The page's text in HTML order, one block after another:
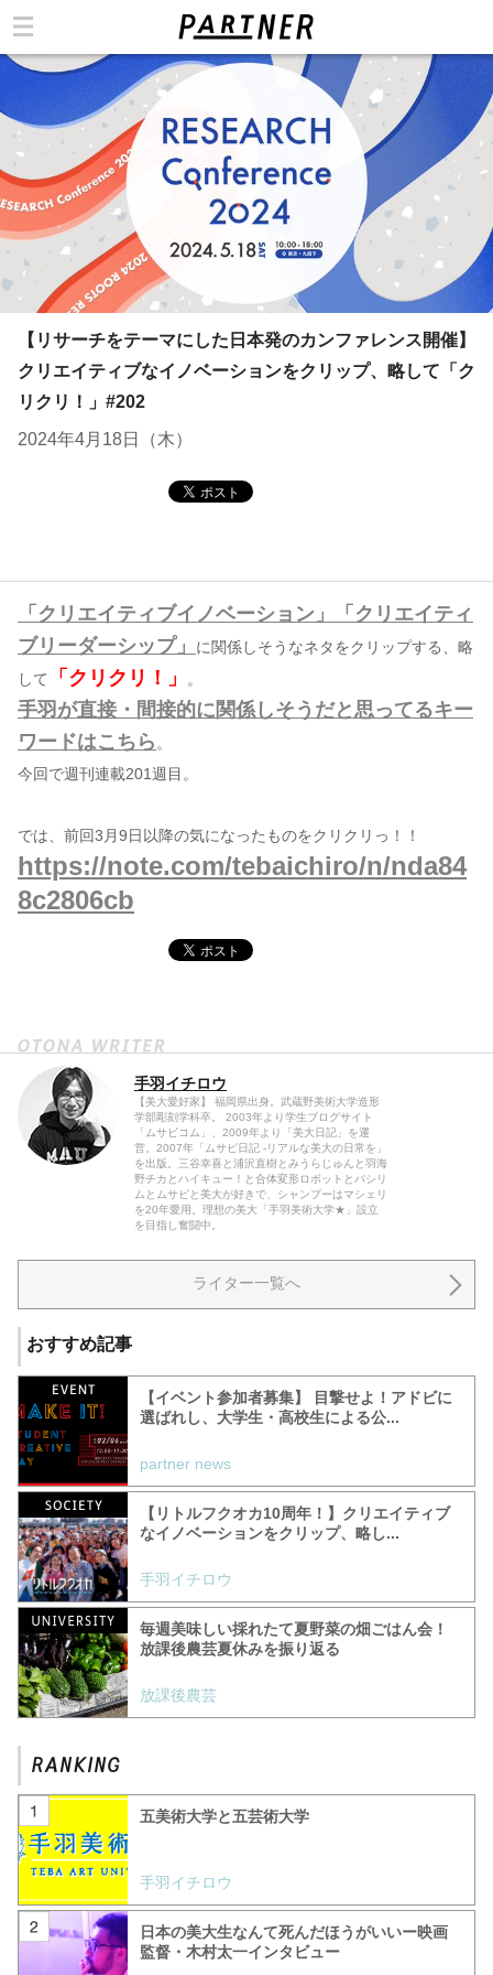
【リサーチをテーマにした日本発のカンファレンス開催】
クリエイティブなイノベーションをクリップ、略して「ク
リクリ！」#202
2024年4月18日（木）
「クリエイティブイノベーション」「クリエイティ
ブリーダーシップ」
に関係しそうなネタをクリップする、略
して
「クリクリ！」 。
手羽が直接・間接的に関係しそうだと思ってるキー
ワードはこちら 。
今回で週刊連載201週目。
では、前回3月9日以降の気になったものをクリクリっ！！
https://note.com/tebaichiro/n/nda84
8c2806cb
手羽イチロウ
【美大愛好家】 福岡県出身。武蔵野美術大学造形
学部彫刻学科卒。 2003年より学生ブログサイト
「ムサビコム」、2009年より「美大日記」を運
営。2007年「ムサビ日記 -リアルな美大の日常を」
を出版。三谷幸喜と浦沢直樹とみうらじゅんと羽海
野チカとハイキュー！と合体変形ロボットとパシリ
ムとムサビと美大が好きで、シャンプーはマシェリ
を20年愛用。理想の美大「手羽美術大学★」設立
を目指し奮闘中。
ライター一覧へ
おすすめ記事
【イベント参加者募集】 目撃せよ！アドビに
選ばれし、大学生・高校生による公...
partner news
【リトルフクオカ10周年！】クリエイティブ
なイノベーションをクリップ、略し...
手羽イチロウ
毎週美味しい採れたて夏野菜の畑ごはん会！
放課後農芸夏休みを振り返る
放課後農芸
五美術大学と五芸術大学
手羽イチロウ
日本の美大生なんて死んだほうがいいー映画
監督・木村太一インタビュー
カテゴリ
このサイトについて
運営会社
お問い合わせ